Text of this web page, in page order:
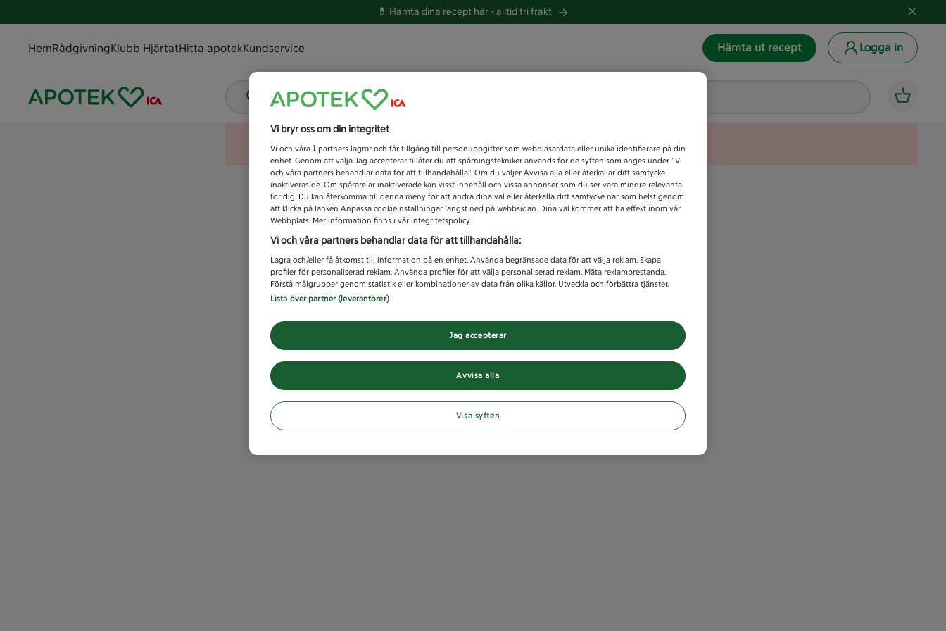
💊 Hämta dina recept här -alltid fri frakt
HemRådgivningKlubb HjärtatHitta apotekKundservice Hämta ut recept Logga in
Vad letar du efter idag?
Unknown error
Vi bryr oss om din integritet
Vi och våra 1 partners lagrar och får tillgång till personuppgifter som webbläsardata eller unika identifierare på din
enhet. Genom att välja Jag accepterar tillåter du att spårningstekniker används för de syften som anges under ”Vi
och våra partners behandlar data för att tillhandahålla”. Om du väljer Avvisa alla eller återkallar ditt samtycke
inaktiveras de. Om spårare är inaktiverade kan visst innehåll och vissa annonser som du ser vara mindre relevanta
för dig. Du kan återkomma till denna meny för att ändra dina val eller återkalla ditt samtycke när som helst genom
att klicka på länken Anpassa cookieinställningar längst ned på webbsidan. Dina val kommer att ha effekt inom vår
Webbplats. Mer information finns i vår integritetspolicy.
Vi och våra partners behandlar data för att tillhandahålla:
Lagra och/eller få åtkomst till information på en enhet. Använda begränsade data för att välja reklam. Skapa
profiler för personaliserad reklam. Använda profiler för att välja personaliserad reklam. Mäta reklamprestanda.
Förstå målgrupper genom statistik eller kombinationer av data från olika källor. Utveckla och förbättra tjänster.
Lista över partner (leverantörer)
Avvisa alla
Jag accepterar
Visa syften